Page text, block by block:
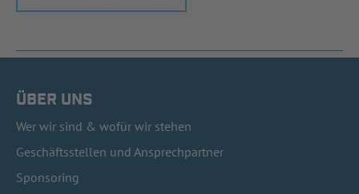
ÜBER UNS
Wer wir sind & wofür wir stehen
Geschäftsstellen und Ansprechpartner
Sponsoring